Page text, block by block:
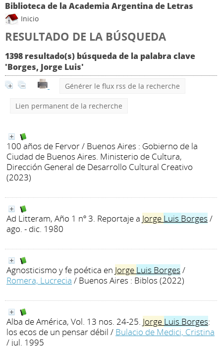
Biblioteca de la Academia Argentina de Letras
Inicio
RESULTADO DE LA BÚSQUEDA
1398 resultado(s) búsqueda de la palabra clave
'Borges, Jorge Luis'
Générer le flux rss de la recherche
Lien permanent de la recherche
100 años de Fervor/ Buenos Aires : Gobierno de la
Ciudad de Buenos Aires. Ministerio de Cultura,
Dirección General de Desarrollo Cultural Creativo
(2023)
Ad Litteram, Año 1 nº 3. Reportaje a Jorge Luis Borges /
ago. - dic. 1980
Agnosticismo y fe poética en Jorge Luis Borges /
Romera, Lucrecia / Buenos Aires : Biblos (2022)
Alba de América, Vol. 13 nos. 24-25. Jorge Luis Borges:
los ecos de un pensar débil / Bulacio de Medici, Cristina
/ jul. 1995